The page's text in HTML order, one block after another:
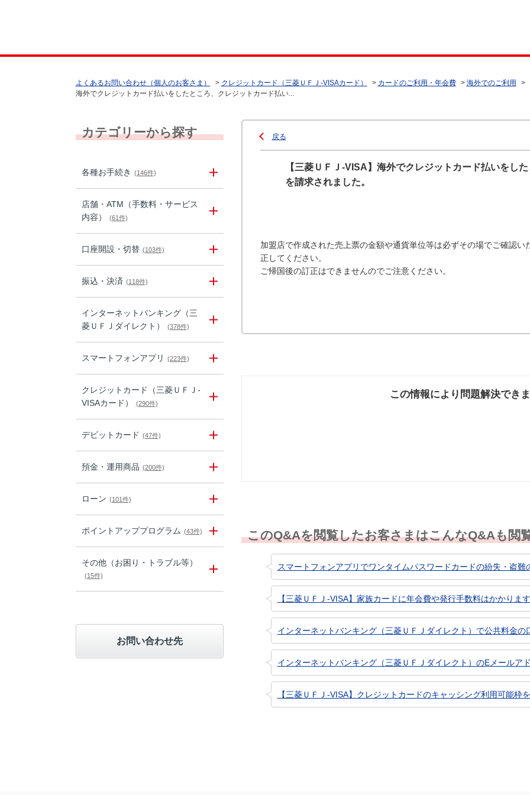
よくあるお問い合わせ（個人のお客さま） > クレジットカード（三菱ＵＦＪ-VISAカード） > カードのご利用・年会費 > 海外でのご利用 >
海外でクレジットカード払いをしたところ、クレジットカード払い...
カテゴリーから探す
各種お手続き (146件)
店舗・ATM（手数料・サービス
内容）
(61件)
口座開設・切替 (103件)
振込・決済 (118件)
インターネットバンキング（三
菱ＵＦＪダイレクト）
(378件)
スマートフォンアプリ (223件)
クレジットカード（三菱ＵＦＪ-
VISAカード）
(290件)
デビットカード (47件)
預金・運用商品 (200件)
ローン (101件)
ポイントアッププログラム (43件)
その他（お困り・トラブル等）
(15件)
お問い合わせ先
戻る
【三菱ＵＦＪ-VISA】海外でクレジットカード払いをし
を請求されました。
加盟店で作成された売上票の金額や通貨単位等は必ずその場でご確認
正してください。
ご帰国後の訂正はできませんのでご注意ください。
この情報により問題解決でき
このQ&Aを閲覧したお客さまはこんなQ&Aも閲
スマートフォンアプリでワンタイムパスワードカードの紛失・盗難
【三菱ＵＦＪ-VISA】家族カードに年会費や発行手数料はかかりま
インターネットバンキング（三菱ＵＦＪダイレクト）で公共料金の
インターネットバンキング（三菱ＵＦＪダイレクト）のEメールア
【三菱ＵＦＪ-VISA】クレジットカードのキャッシング利用可能枠